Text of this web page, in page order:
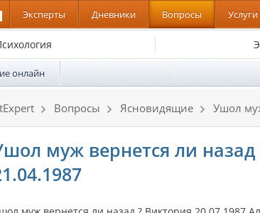
Эксперты Дневники Вопросы Услуги
онлайн
Вопросы Ясновидящие Ушол
муж вернется ли назад